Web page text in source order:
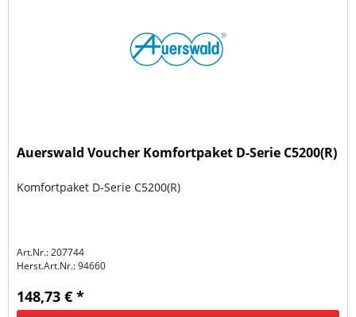
Auerswald Voucher Komfortpaket D-Serie C5200(R)
Komfortpaket D-Serie C5200(R)
Art.Nr.: 207744
Herst.Art.Nr.:94660
148,73 € *